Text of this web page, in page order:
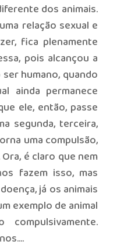
dos animais.
relação sexual e
fica plenamente
pois alcançou a
humano, quando
ainda permanece
ele, então, passe
segunda, terceira,
uma compulsão,
é claro que nem
fazem isso, mas
já os animais
exemplo de animal